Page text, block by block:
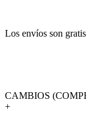
Los envíos son
CAMBIOS
+